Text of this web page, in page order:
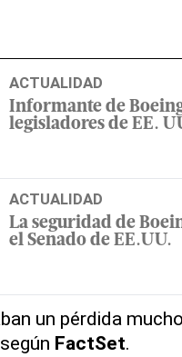
ACTUALIDAD
Informante de
legisladores de EE.
ACTUALIDAD
La seguridad de
el Senado de EE.UU.
un pérdida
FactSet.